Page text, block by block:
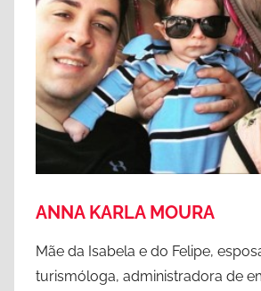
i
a
n
,
a
n
ANNA KARLA MOURA
Mãe da Isabela e do Felipe,
turismóloga, administradora de